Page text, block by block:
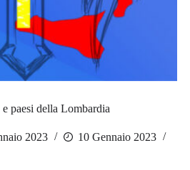
paesi della Lombardia
2023
10 Gennaio 2023